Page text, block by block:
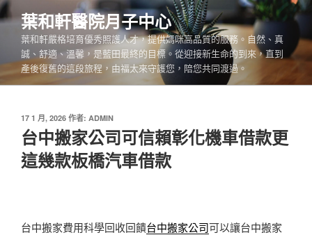
跳
至
內
葉和軒醫院月子中心
葉和軒嚴格培育優秀照護人才，提供媽咪高品質的服務。自然、真
誠、舒適、溫馨，是藍田最終的目標。從迎接新生命的到來，直到
產後復舊的這段旅程，由福太來守護您，陪您共同渡過。
發
佈
於
17 1 月, 2026 作者: ADMIN
台中搬家公司可信賴彰化機車借款更
這幾款板橋汽車借款
台中搬家費用科學回收回饋台中搬家公司可以讓台中搬家